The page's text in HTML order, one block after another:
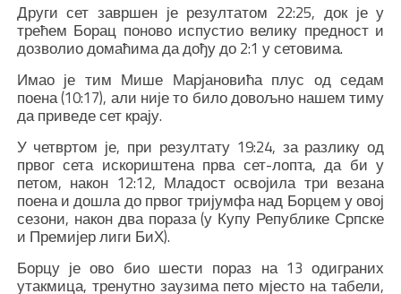
Други сет завршен је резултатом 22:25, док је у
трећем Борац поново испустио велику предност и
дозволио домаћима да дођу до 2:1 у сетовима.
Имао је тим Мише Марјановића плус од седам
поена (10:17), али није то било довољно нашем тиму
да приведе сет крају.
У четвртом је, при резултату 19:24, за разлику од
првог сета искориштена прва сет-лопта, да би у
петом, након 12:12, Младост освојила три везана
поена и дошла до првог тријумфа над Борцем у овој
сезони, након два пораза (у Купу Републике Српске
и Премијер лиги БиХ).
Борцу је ово био шести пораз на 13 одиграних
утакмица, тренутно заузима пето мјесто на табели,